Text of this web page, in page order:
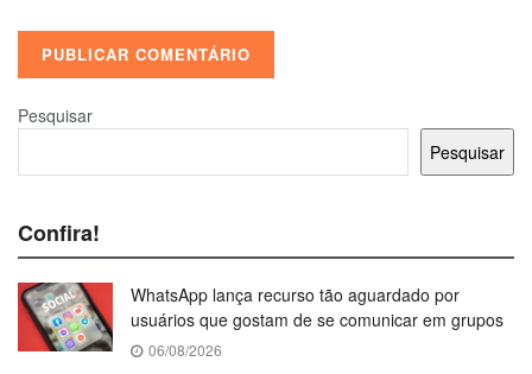
Pesquisar
Pesquisar
Confira!
WhatsApp lança recurso tão aguardado por
usuários que gostam de se comunicar em grupos
06/08/2026